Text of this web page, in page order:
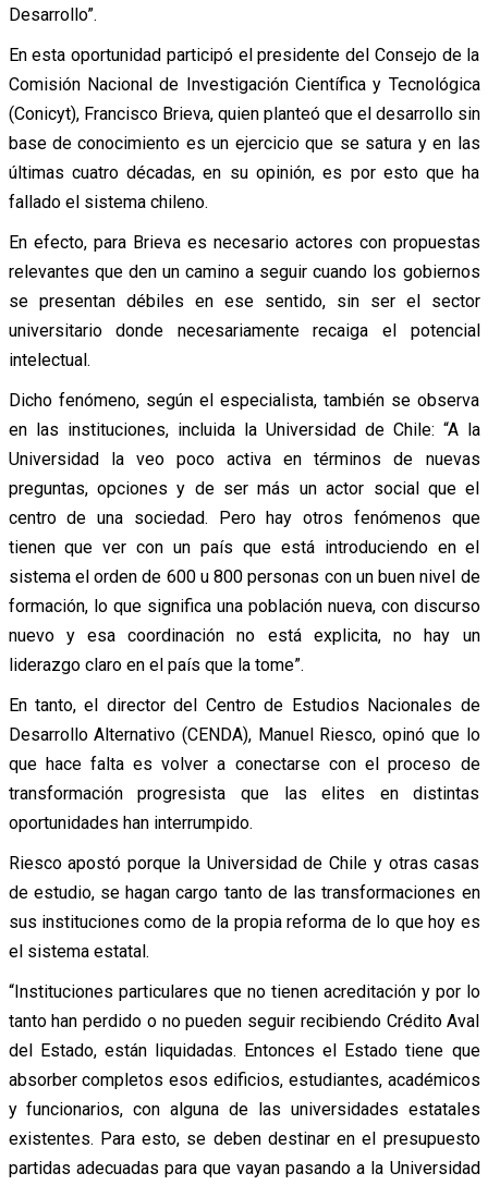
Desarrollo”.
En esta oportunidad participó el presidente del Consejo de la
Comisión Nacional de Investigación Científica y Tecnológica
(Conicyt), Francisco Brieva, quien planteó que el desarrollo sin
base de conocimiento es un ejercicio que se satura y en las
últimas cuatro décadas, en su opinión, es por esto que ha
fallado el sistema chileno.
En efecto, para Brieva es necesario actores con propuestas
relevantes que den un camino a seguir cuando los gobiernos
se presentan débiles en ese sentido, sin ser el sector
universitario donde necesariamente recaiga el potencial
intelectual.
Dicho fenómeno, según el especialista, también se observa
en las instituciones, incluida la Universidad de Chile: “A la
Universidad la veo poco activa en términos de nuevas
preguntas, opciones y de ser más un actor social que el
centro de una sociedad. Pero hay otros fenómenos que
tienen que ver con un país que está introduciendo en el
sistema el orden de 600 u 800 personas con un buen nivel de
formación, lo que significa una población nueva, con discurso
nuevo y esa coordinación no está explicita, no hay un
liderazgo claro en el país que la tome”.
En tanto, el director del Centro de Estudios Nacionales de
Desarrollo Alternativo (CENDA), Manuel Riesco, opinó que lo
que hace falta es volver a conectarse con el proceso de
transformación progresista que las elites en distintas
oportunidades han interrumpido.
Riesco apostó porque la Universidad de Chile y otras casas
de estudio, se hagan cargo tanto de las transformaciones en
sus instituciones como de la propia reforma de lo que hoy es
el sistema estatal.
“Instituciones particulares que no tienen acreditación y por lo
tanto han perdido o no pueden seguir recibiendo Crédito Aval
del Estado, están liquidadas. Entonces el Estado tiene que
absorber completos esos edificios, estudiantes, académicos
y funcionarios, con alguna de las universidades estatales
existentes. Para esto, se deben destinar en el presupuesto
partidas adecuadas para que vayan pasando a la Universidad